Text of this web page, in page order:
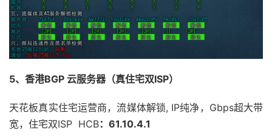
5、香港BGP 云服务器（真住宅双ISP）
天花板真实住宅运营商，流媒体解锁, IP纯净，Gbps超大带
宽，住宅双ISP HCB： 61.10.4.1